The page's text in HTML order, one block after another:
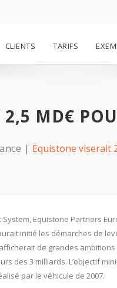
CLIENTS TARIFS
2,5 MD€
Equistone viserait
Equistone Partners
initié les démarches de
de grandes
des 3 milliards. L’objectif
par le véhicule de 2007.